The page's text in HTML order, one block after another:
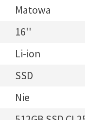
Matowa
16''
Li-ion
SSD
Nie